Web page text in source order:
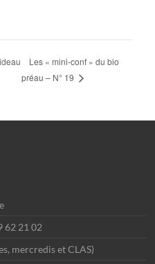
Les « mini-conf » du bio
préau – N° 19
62 21 02
mercredis et CLAS)